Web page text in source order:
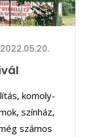
2022.05.20.
komoly-
színház,
számos